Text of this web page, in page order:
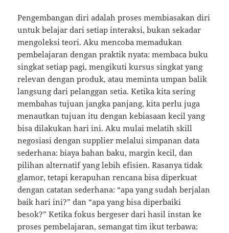
Pengembangan diri adalah proses membiasakan diri
untuk belajar dari setiap interaksi, bukan sekadar
mengoleksi teori. Aku mencoba memadukan
pembelajaran dengan praktik nyata: membaca buku
singkat setiap pagi, mengikuti kursus singkat yang
relevan dengan produk, atau meminta umpan balik
langsung dari pelanggan setia. Ketika kita sering
membahas tujuan jangka panjang, kita perlu juga
menautkan tujuan itu dengan kebiasaan kecil yang
bisa dilakukan hari ini. Aku mulai melatih skill
negosiasi dengan supplier melalui simpanan data
sederhana: biaya bahan baku, margin kecil, dan
pilihan alternatif yang lebih efisien. Rasanya tidak
glamor, tetapi kerapuhan rencana bisa diperkuat
dengan catatan sederhana: “apa yang sudah berjalan
baik hari ini?” dan “apa yang bisa diperbaiki
besok?” Ketika fokus bergeser dari hasil instan ke
proses pembelajaran, semangat tim ikut terbawa: